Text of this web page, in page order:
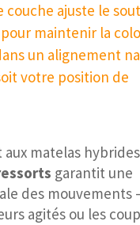
couche ajuste le
maintenir la
un alignement
votre position de
matelas
garantit une
des mouvements
agités ou les